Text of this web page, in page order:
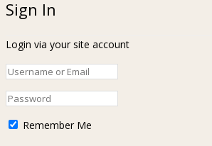
Sign In
Login via your site account
Remember Me